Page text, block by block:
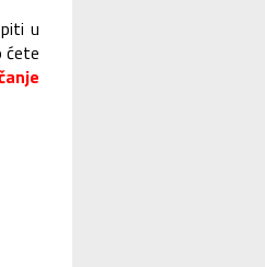
u
ćete